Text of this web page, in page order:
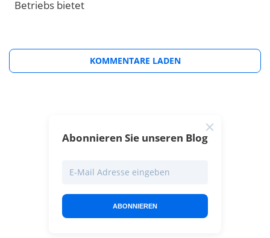
Betriebs bietet
KOMMENTARE LADEN
Abonnieren Sie unseren Blog
ABONNIEREN